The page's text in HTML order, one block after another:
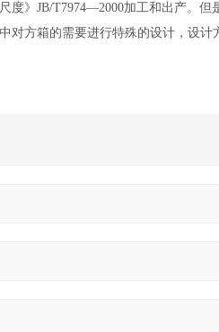
》JB/T7974—2000加工和出产。
方箱的需要进行特殊的设计，设